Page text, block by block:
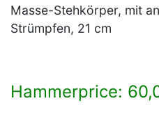
Masse-Stehkörper, mit
Strümpfen, 21 cm
Hammerprice: